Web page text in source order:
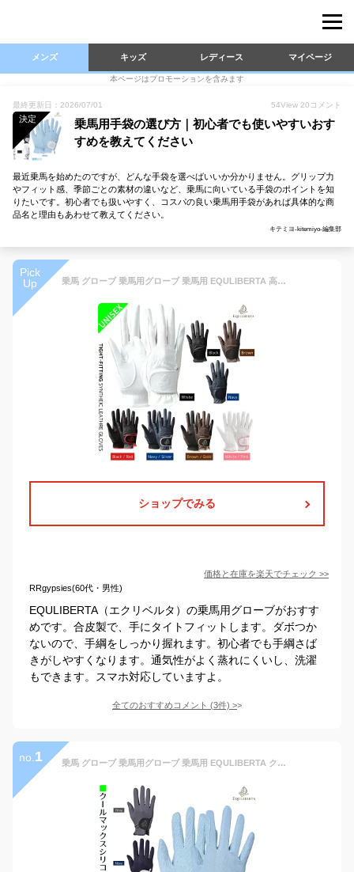
メンズ キッズ レディース マイページ
本ページはプロモーションを含みます
最終更新日：2026/07/01 54View 20 コメント
決定
乗馬用手袋の選び方｜初心者でも使いやすいおす
すめを教えてください
最近乗馬を始めたのですが、どんな手袋を選べばいいか分かりません。グリップ力
やフィット感、季節ごとの素材の違いなど、乗馬に向いている手袋のポイントを知
りたいです。初心者でも扱いやすく、コスパの良い乗馬用手袋があれば具体的な商
品名と理由もあわせて教えてください。
キテミヨ-kitemiyo-編集部
Pick
Up
乗馬 グローブ 乗馬用グローブ 乗馬用 EQULIBERTA 高機能タイトフィット合皮グローブ 乗馬グローブ 乗馬用手袋 レディース メンズ ジュニア 男性 女性 子供 手袋 乗馬用品 馬具 エクリベルタ 乗馬用品ジョセス
ショップでみる
価格と在庫を楽天でチェック >>
RRgypsies(60代・男性)
EQULIBERTA（エクリベルタ）の乗馬用グローブがおすす
めです。合皮製で、手にタイトフィットします。ダボつか
ないので、手綱をしっかり握れます。初心者でも手綱さば
きがしやすくなります。通気性がよく蒸れにくいし、洗濯
もできます。スマホ対応していますよ。
全てのおすすめコメント (3件) >
no. 1 乗馬 グローブ 乗馬用グローブ 乗馬用 EQULIBERTA クールマックス シリコングリップグローブ 乗馬グローブ 乗馬用手袋 レディース メンズ ジュニア 男性 女性 子供 手袋 乗馬用品 馬具 エクリベルタ 乗馬用品ジョセス